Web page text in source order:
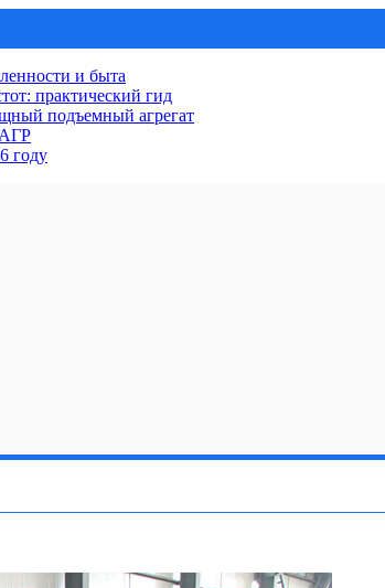
и быта
практический гид
подъемный агрегат
АГР
году